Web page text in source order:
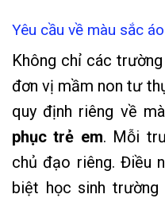
Yêu cầu về màu sắc
Không chỉ các
đơn vị mầm non tư
quy định riêng về
phục trẻ em. Mỗi
chủ đạo riêng. Điều
biệt học sinh trường